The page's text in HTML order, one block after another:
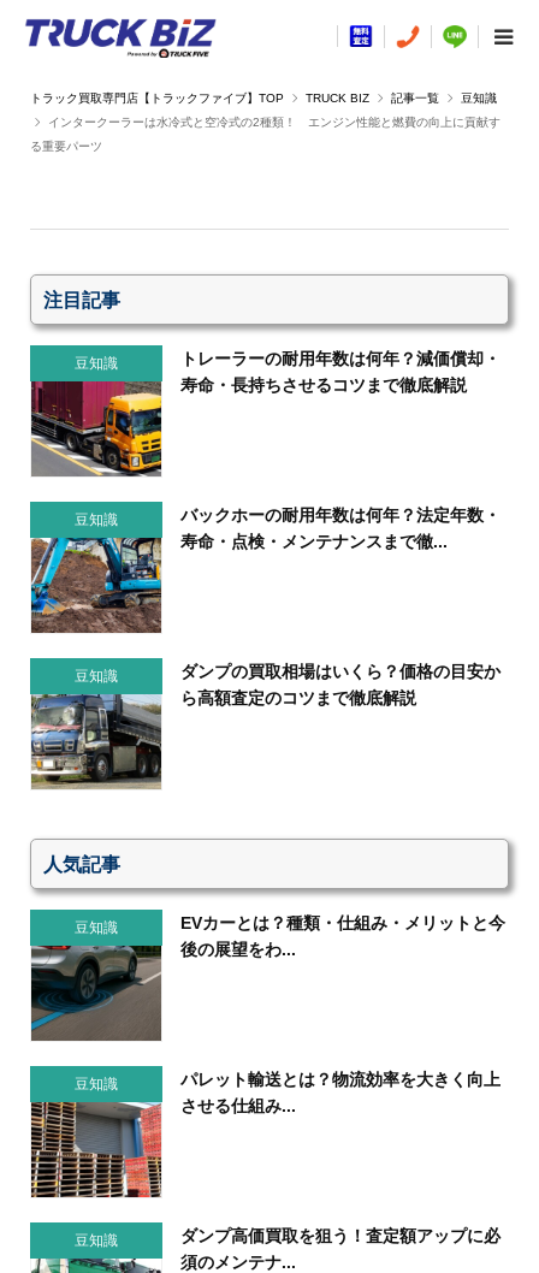
TRUCK BIZ 記事一覧
豆知識
インタークーラーは水冷式と空冷式の2種類！ エンジン性能と燃費の向上に貢献す
る重要パーツ
注目記事
豆知識
トレーラーの耐用年数は何年？減価償却・
寿命・長持ちさせるコツまで徹底解説
豆知識
バックホーの耐用年数は何年？法定年数・
寿命・点検・メンテナンスまで徹...
豆知識
ダンプの買取相場はいくら？価格の目安か
ら高額査定のコツまで徹底解説
人気記事
豆知識
EVカーとは？種類・仕組み・メリットと今
後の展望をわ...
豆知識
パレット輸送とは？物流効率を大きく向上
させる仕組み...
豆知識
ダンプ高価買取を狙う！査定額アップに必
須のメンテナ...